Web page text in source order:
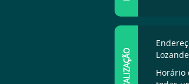
LOCALIZAÇÃO
Horário